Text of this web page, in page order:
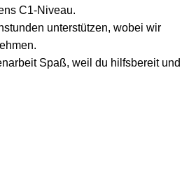
C1-Niveau.
unterstützen, wobei wir
Spaß, weil du hilfsbereit und